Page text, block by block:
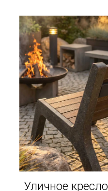
Уличное кресло